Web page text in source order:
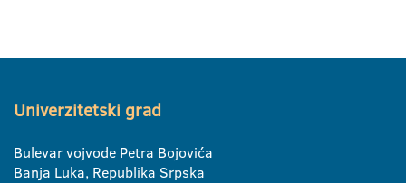
Univerzitetski grad
Bulevar vojvode Petra Bojovića
Banja Luka, Republika Srpska